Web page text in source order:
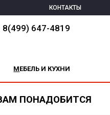
КОНТАКТЫ
8(499) 647-4819
МЕБЕЛЬ И КУХНИ
ПОНАДОБИТСЯ